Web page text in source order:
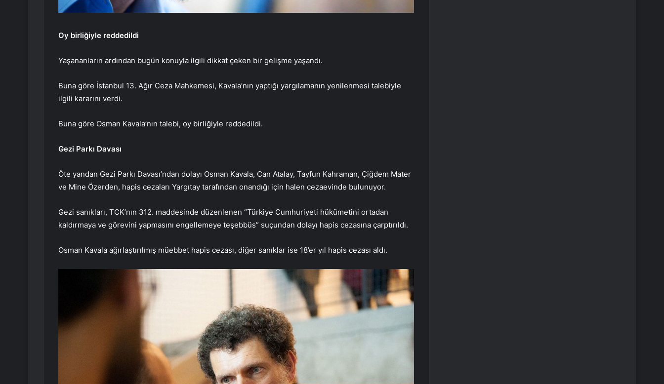
Oy birliğiyle reddedildi
Yaşananların ardından bugün konuyla ilgili dikkat çeken bir gelişme yaşandı.
Buna göre İstanbul 13. Ağır Ceza Mahkemesi, Kavala’nın yaptığı yargılamanın yenilenmesi talebiyle
ilgili kararını verdi.
Buna göre Osman Kavala’nın talebi, oy birliğiyle reddedildi.
Gezi Parkı Davası
Öte yandan Gezi Parkı Davası’ndan dolayı Osman Kavala, Can Atalay, Tayfun Kahraman, Çiğdem Mater
ve Mine Özerden, hapis cezaları Yargıtay tarafından onandığı için halen cezaevinde bulunuyor.
Gezi sanıkları, TCK’nın 312. maddesinde düzenlenen “Türkiye Cumhuriyeti hükümetini ortadan
kaldırmaya ve görevini yapmasını engellemeye teşebbüs” suçundan dolayı hapis cezasına çarptırıldı.
Osman Kavala ağırlaştırılmış müebbet hapis cezası, diğer sanıklar ise 18’er yıl hapis cezası aldı.